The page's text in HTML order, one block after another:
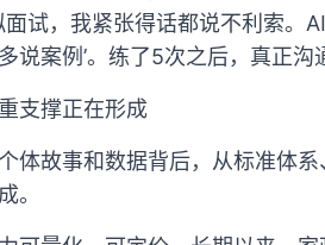
试，我紧张得话都说不利索。
说案例’。练了5次之后，真正沟
支撑正在形成
体故事和数据背后，从标准体
。